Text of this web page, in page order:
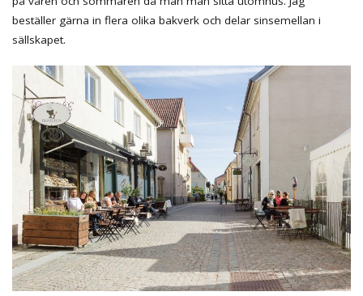
beställer gärna in flera olika bakverk och delar sinsemellan i
sällskapet.